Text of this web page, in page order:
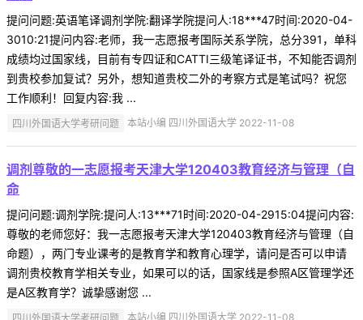
提问问题:英语笔译调剂学院:翻译学院提问人:18***47时间:2020-04-
3010:21提问内容:老师，我一志愿报考国际关系学院，总分391，单科
成绩均过国家线，目前有专四证和CATTI三级笔译证书，不知能否调剂
到贵校参加复试？另外，想知道贵校二外的考察方式是笔试吗？祝您
工作顺利！回复内容:我 ...
四川外国语大学考研问题 本站小编 四川外国语大学 2022-11-08
调剂尊敬的一志愿报考天津大学120403教育经济与管理（自
命
提问问题:调剂学院:提问人:13***71时间:2020-04-2915:04提问内容:
尊敬的老师您好：我一志愿报考天津大学120403教育经济与管理（自
命题），两门专业课考的是教育学和教育心理学，请问是否可以申请
调剂贵校教育学相关专业，如果可以的话，国家线是参照A区管理学还
是A区教育学？诚挚感谢您 ...
四川外国语大学考研问题 本站小编 四川外国语大学 2022-11-08